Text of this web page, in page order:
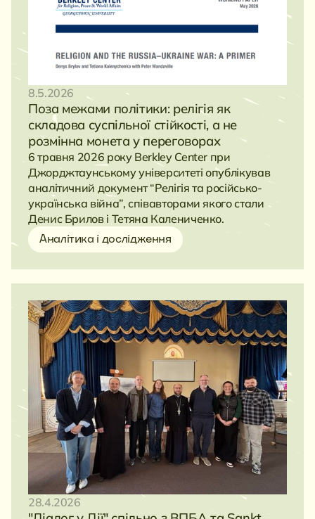
8.5.2026
Поза межами політики: релігія як
складова суспільної стійкості, а не
розмінна монета у переговорах
6 травня 2026 року Berkley Center при
Джорджтаунському університеті опублікував
аналітичний документ “Релігія та російсько-
українська війна”, співавторами якого стали
Денис Брилов і Тетяна Калениченко.
Аналітика і дослідження
28.4.2026